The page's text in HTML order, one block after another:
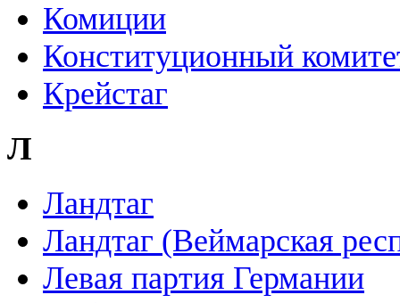
Комиции
Конституционный
Крейстаг
Л
Ландтаг
Ландтаг (Веймарская
Левая партия Германии